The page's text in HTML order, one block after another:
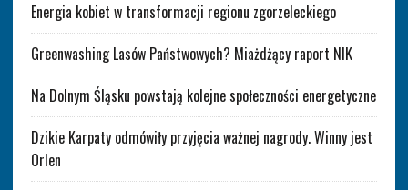
Energia kobiet w transformacji regionu zgorzeleckiego
Greenwashing Lasów Państwowych? Miażdżący raport NIK
Na Dolnym Śląsku powstają kolejne społeczności energetyczne
Dzikie Karpaty odmówiły przyjęcia ważnej nagrody. Winny jest
Orlen